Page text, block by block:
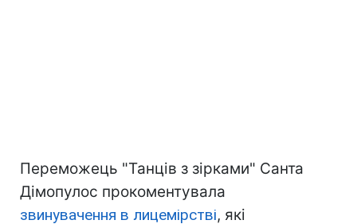
Переможець "Танців з зірками" Санта
Дімопулос прокоментувала
звинувачення в лицемірстві, які